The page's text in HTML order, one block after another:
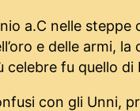
a.C nelle
e delle armi,
celebre fu quello di
con gli Unni,